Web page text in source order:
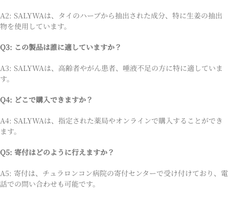
A2: SALYWAは、タイのハーブから抽出された成分、特に生姜の抽出
物を使用しています。
Q3: この製品は誰に適していますか？
A3: SALYWAは、高齢者やがん患者、唾液不足の方に特に適していま
す。
Q4: どこで購入できますか？
A4: SALYWAは、指定された薬局やオンラインで購入することができ
ます。
Q5: 寄付はどのように行えますか？
A5: 寄付は、チュラロンコン病院の寄付センターで受け付けており、電
話での問い合わせも可能です。